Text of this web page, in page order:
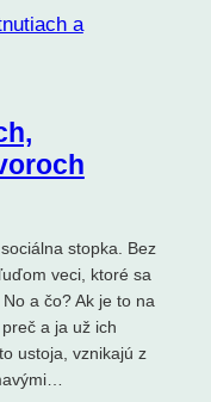
stopka. Bez
veci, ktoré sa
a čo? Ak je to na
a ja už ich
ustoja, vznikajú z